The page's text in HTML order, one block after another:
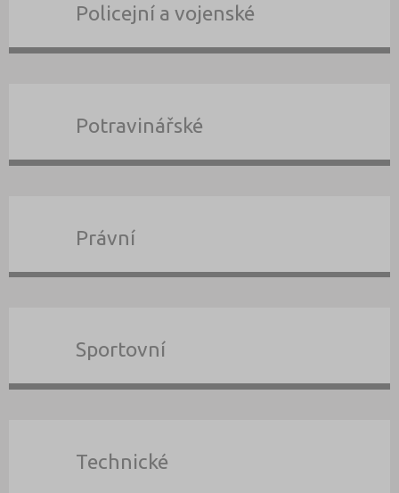
Policejní a vojenské
Potravinářské
Právní
Sportovní
Technické